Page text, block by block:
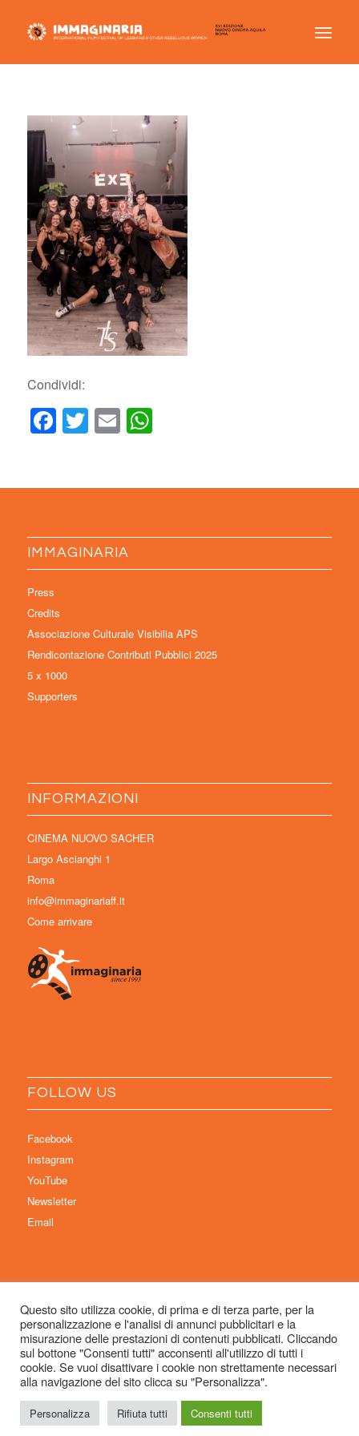
Condividi:
Facebook
Twitter
EmailWhatsApp
IMMAGINARIA
Press
Credits
Associazione Culturale Visibilia APS
Rendicontazione Contributi Pubblici 2025
5 x 1000
Supporters
INFORMAZIONI
CINEMA NUOVO SACHER
Largo Ascianghi 1
Roma
info@immaginariaff.it
Come arrivare
FOLLOW US
Facebook
Instagram
YouTube
Newsletter
Email
© Copyright 2026 Immaginaria International Film Festival - Un progetto di:
Associazione Culturale Visibilia APS – Sede legale: Studio Commercialista
Dott.ssa Michela Sabattini, via D’Azeglio 71, 40123 Bologna –
info@immaginariaff.it- Tutti i diritti riservati -Privacy Policy- Site Design:
Simple
Questo sito utilizza cookie, di prima e di terza parte, per la
personalizzazione e l'analisi di annunci pubblicitari e la
misurazione delle prestazioni di contenuti pubblicati. Cliccando
sul bottone "Consenti tutti" acconsenti all'utilizzo di tutti i
cookie. Se vuoi disattivare i cookie non strettamente necessari
alla navigazione del sito clicca su "Personalizza".
Personalizza Rifiuta tutti Consenti tutti